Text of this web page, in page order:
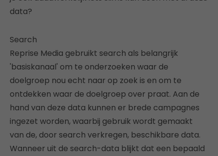
data?
Search
Reprise Media gebruikt search als belangrijk
'basiskanaal' om te onderzoeken waar de
doelgroep nou echt naar op zoek is en om te
ontdekken waar de doelgroep over praat. Aan de
hand van deze data kunnen er brede campagnes
ingezet worden, waarbij gebruik wordt gemaakt
van de, door search verkregen, beschikbare data.
Wanneer uit de search-data blijkt dat een bepaald